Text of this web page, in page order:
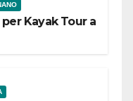
Kayak Tour a